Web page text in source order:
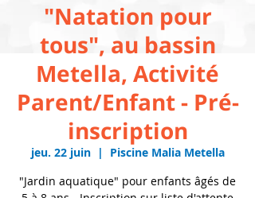
"Natation pour
tous", au bassin
Metella, Activité
Parent/Enfant - Pré-
inscription
jeu. 22 juin
  |
Piscine Malia Metella
"Jardin aquatique" pour enfants âgés de